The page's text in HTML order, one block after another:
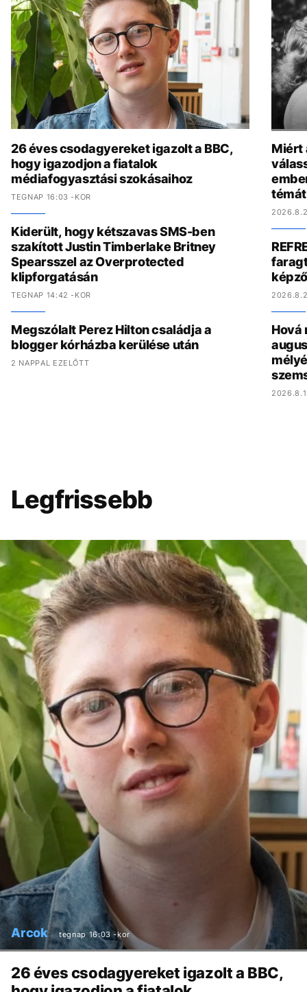
26 éves csodagyereket igazolt a BBC,
hogy igazodjon a fiatalok
médiafogyasztási szokásaihoz
TEGNAP 16:03 -KOR
Kiderült, hogy kétszavas SMS-ben
szakított Justin Timberlake Britney
Spearsszel az Overprotected
klipforgatásán
TEGNAP 14:42 -KOR
Megszólalt Perez Hilton családja a
blogger kórházba kerülése után
2 NAPPAL EZELŐTT
Miért
témát
Hová
Legfrissebb
Arcok tegnap 16:03 -kor
26 éves csodagyereket igazolt a BBC,